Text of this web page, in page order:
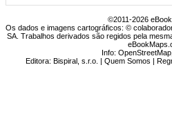
©2011-2026
Os dados e imagens cartográficos: ©
SA. Trabalhos derivados são regidos pela
Info:OpenStreetMap
Editora: Bispiral, s.r.o. | Quem Somos |